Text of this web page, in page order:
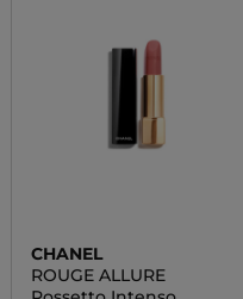
CHANEL
ROUGE ALLURE